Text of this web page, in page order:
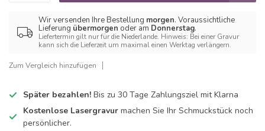
Wir versenden Ihre Bestellung morgen. Voraussichtliche
Lieferung übermorgen oder am Donnerstag.
Liefertermin gilt nur für die Niederlande. Hinweis: Bei einer Gravur
kann sich die Lieferzeit um maximal einen Werktag verlängern.
Zum Vergleich hinzufügen
Später bezahlen! Bis zu 30 Tage Zahlungsziel mit Klarna
Kostenlose Lasergravur machen Sie Ihr Schmuckstück noch
persönlicher.